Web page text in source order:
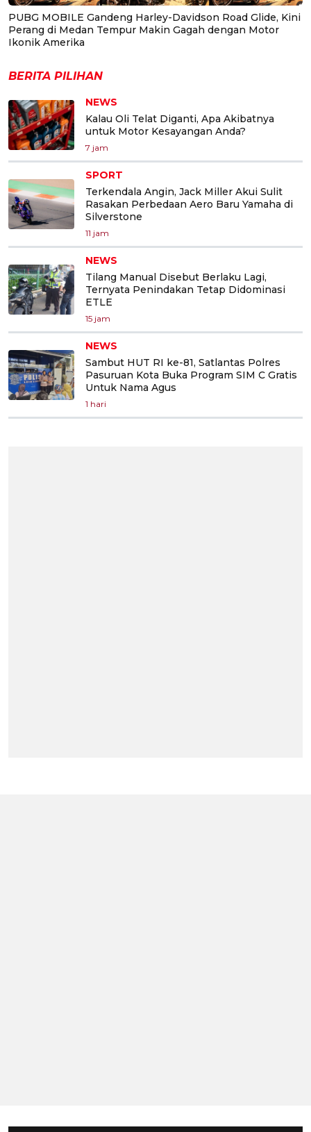
PUBG MOBILE Gandeng Harley-Davidson Road Glide, Kini
Perang di Medan Tempur Makin Gagah dengan Motor
Ikonik Amerika
BERITA PILIHAN
NEWS
Kalau Oli Telat Diganti, Apa Akibatnya
untuk Motor Kesayangan Anda?
7 jam
SPORT
Terkendala Angin, Jack Miller Akui Sulit
Rasakan Perbedaan Aero Baru Yamaha di
Silverstone
11 jam
NEWS
Tilang Manual Disebut Berlaku Lagi,
Ternyata Penindakan Tetap Didominasi
ETLE
15 jam
NEWS
Sambut HUT RI ke-81, Satlantas Polres
Pasuruan Kota Buka Program SIM C Gratis
Untuk Nama Agus
1 hari